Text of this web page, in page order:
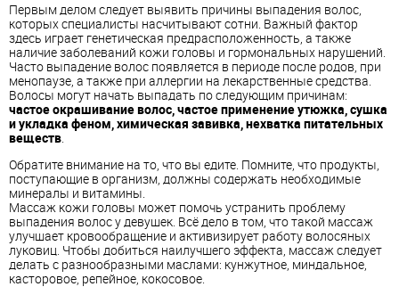
Первым делом следует выявить причины выпадения волос,
которых специалисты насчитывают сотни. Важный фактор
здесь играет генетическая предрасположенность, а также
наличие заболеваний кожи головы и гормональных нарушений.
Часто выпадение волос появляется в периоде после родов, при
менопаузе, а также при аллергии на лекарственные средства.
Волосы могут начать выпадать по следующим причинам:
частое окрашивание волос, частое применение утюжка, сушка
и укладка феном, химическая завивка, нехватка питательных
веществ.
Обратите внимание на то, что вы едите. Помните, что продукты,
поступающие в организм, должны содержать необходимые
минералы и витамины.
Массаж кожи головы может помочь устранить проблему
выпадения волос у девушек. Всё дело в том, что такой массаж
улучшает кровообращение и активизирует работу волосяных
луковиц. Чтобы добиться наилучшего эффекта, массаж следует
делать с разнообразными маслами: кунжутное, миндальное,
касторовое, репейное, кокосовое.